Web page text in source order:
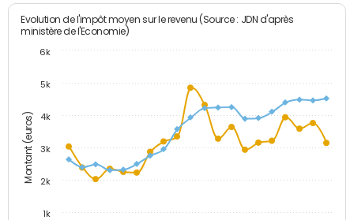
Montant (euros)
Evolution de l'impôt moyen sur le revenu (Source : JDN d'après
ministère de l'Economie)
1k
2k
3k
4k
5k
6k